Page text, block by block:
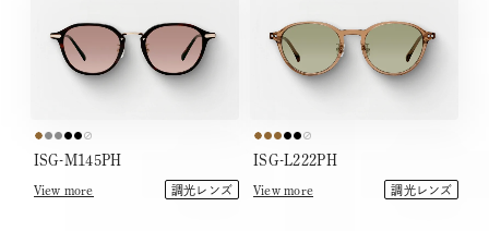
ISG-M145PH
View more 調光レンズ
ISG-L222PH
View more 調光レンズ